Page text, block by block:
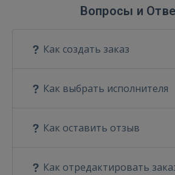
Вопросы и
Как создать заказ
Как выбрать исполнителя
Как оставить отзыв
Как отредактировать